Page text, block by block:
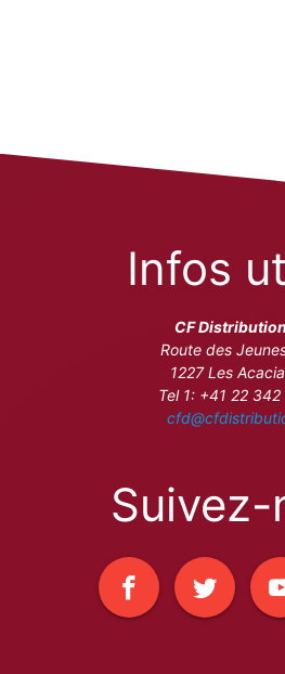
Infos
CF
Route des
1227 Les
Tel 1: +41 22
Suivez-